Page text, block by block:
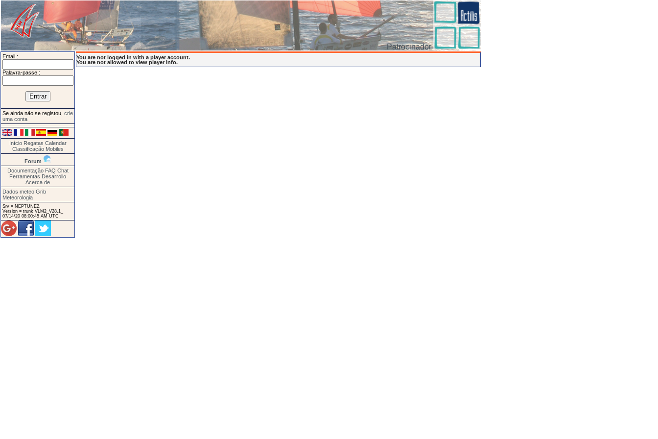
Patrocinador
Email :
Palavra-passe :
Se ainda não se registou, crie
uma conta
Início Regatas Calendar
Classificação Mobiles
Forum
Documentação FAQ Chat
Ferramentas Desarrollo
Acerca de
Dados meteo Grib
Meteorologia
Srv = NEPTUNE2.
Version = trunk VLM2_V28.1_
07/14/20 08:00:45 AM UTC
You are not logged in with a player account.
You are not allowed to view player info.